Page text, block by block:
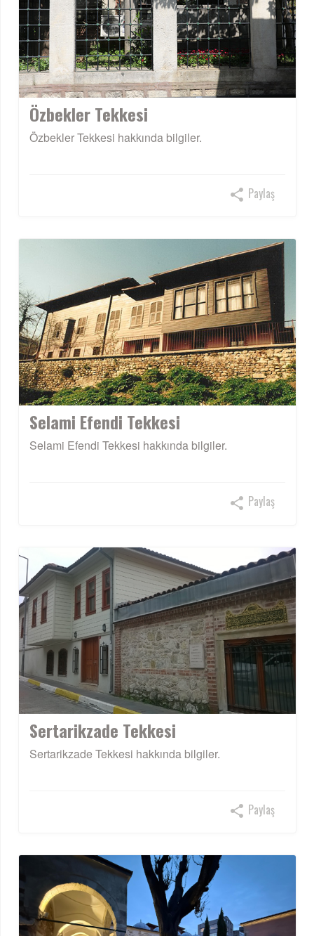
Özbekler Tekkesi
Özbekler Tekkesi hakkında bilgiler.
Paylaş
Selami Efendi Tekkesi
Selami Efendi Tekkesi hakkında bilgiler.
Paylaş
Sertarikzade Tekkesi
Sertarikzade Tekkesi hakkında bilgiler.
Paylaş